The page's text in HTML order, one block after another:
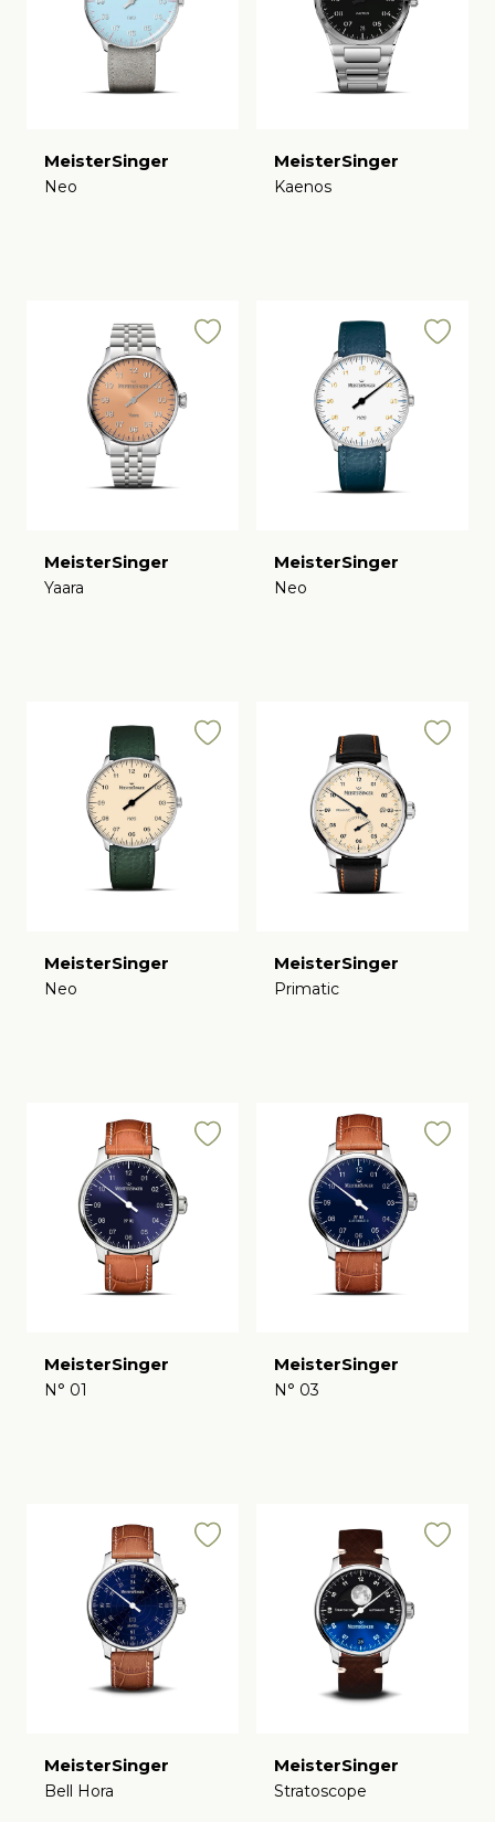
MeisterSinger
Neo
MeisterSinger
Kaenos
MeisterSinger
Yaara
MeisterSinger
Neo
MeisterSinger
Neo
MeisterSinger
Primatic
MeisterSinger
N° 01
MeisterSinger
N° 03
MeisterSinger
Bell Hora
MeisterSinger
Stratoscope